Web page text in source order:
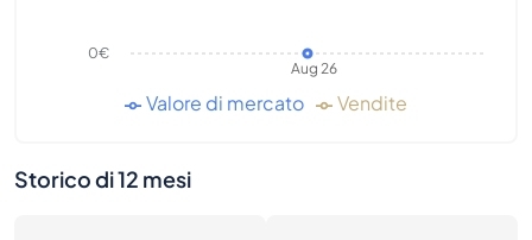
Aug 26
0€
Valore di mercato Vendite
Storico di 12 mesi